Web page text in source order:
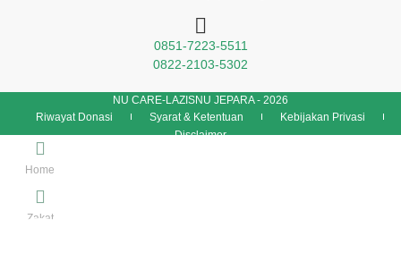
0851-7223-5511
0822-2103-5302
NU CARE-LAZISNU JEPARA - 2026
Riwayat Donasi
Syarat & Ketentuan
Kebijakan Privasi
Disclaimer
Home
Zakat